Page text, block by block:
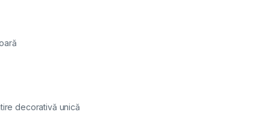
decorativă unică